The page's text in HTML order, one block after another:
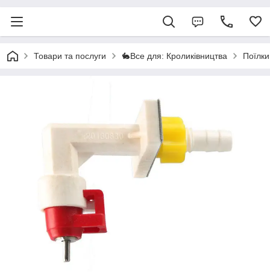
Товари та послуги 🐇Все для: Кроликівництва